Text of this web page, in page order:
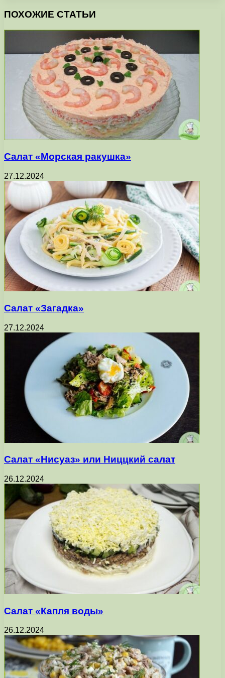
ПОХОЖИЕ СТАТЬИ
Салат «Морская ракушка»
27.12.2024
Салат «Загадка»
27.12.2024
Салат «Нисуаз» или Ниццкий салат
26.12.2024
Салат «Капля воды»
26.12.2024